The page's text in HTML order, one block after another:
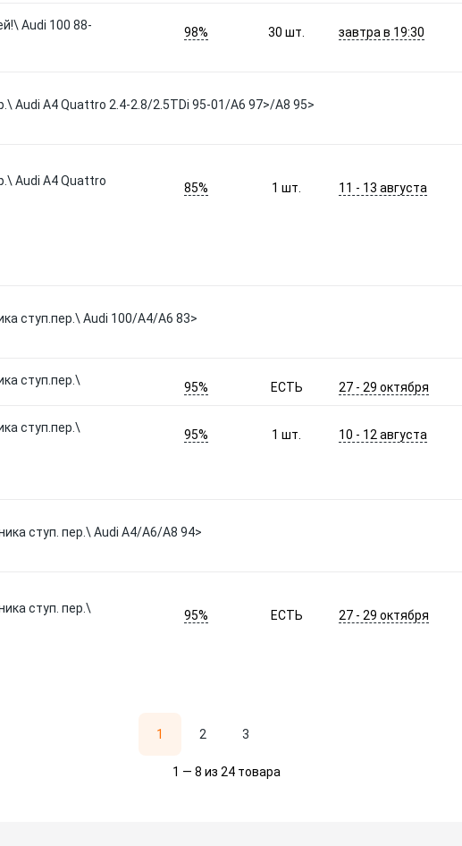
Audi 100 88-
98% 30шт. завтра в 19:30
Audi A4 Quattro 2.4-2.8/2.5TDi 95-01/A6 97>/A8 95>
Audi A4 Quattro
85% 1шт. 11 - 13 августа
ступ.пер.\ Audi 100/A4/A6 83>
ступ.пер.\
95% ЕСТЬ 27 - 29 октября
ступ.пер.\
95% 1шт. 10 - 12 августа
ступ. пер.\ Audi A4/A6/A8 94>
ступ. пер.\
95% ЕСТЬ 27 - 29 октября
1 2 3
1 — 8 из 24 товара